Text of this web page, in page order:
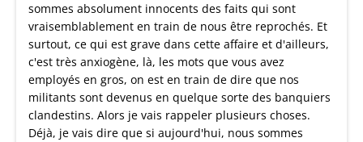
sommes absolument innocents des faits qui sont
vraisemblablement en train de nous être reprochés. Et
surtout, ce qui est grave dans cette affaire et d'ailleurs,
c'est très anxiogène, là, les mots que vous avez
employés en gros, on est en train de dire que nos
militants sont devenus en quelque sorte des banquiers
clandestins. Alors je vais rappeler plusieurs choses.
Déjà, je vais dire que si aujourd'hui, nous sommes